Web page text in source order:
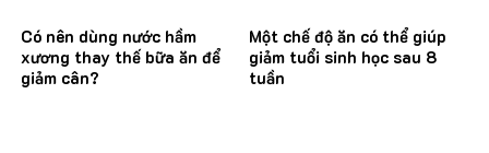
Có nên dùng nước hầm
xương thay thế bữa ăn để
giảm cân?
Một chế độ ăn có thể giúp
giảm tuổi sinh học sau 8
tuần